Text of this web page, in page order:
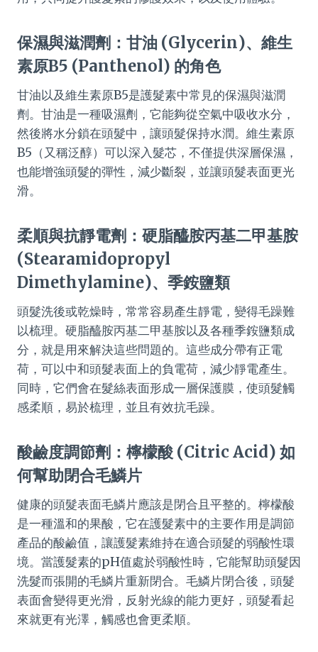
保濕與滋潤劑：甘油 (Glycerin)、維生
素原B5 (Panthenol) 的角色
甘油以及維生素原B5是護髮素中常見的保濕與滋潤
劑。甘油是一種吸濕劑，它能夠從空氣中吸收水分，
然後將水分鎖在頭髮中，讓頭髮保持水潤。維生素原
B5（又稱泛醇）可以深入髮芯，不僅提供深層保濕，
也能增強頭髮的彈性，減少斷裂，並讓頭髮表面更光
滑。
柔順與抗靜電劑：硬脂醯胺丙基二甲基胺
(Stearamidopropyl
Dimethylamine)、季銨鹽類
頭髮洗後或乾燥時，常常容易產生靜電，變得毛躁難
以梳理。硬脂醯胺丙基二甲基胺以及各種季銨鹽類成
分，就是用來解決這些問題的。這些成分帶有正電
荷，可以中和頭髮表面上的負電荷，減少靜電產生。
同時，它們會在髮絲表面形成一層保護膜，使頭髮觸
感柔順，易於梳理，並且有效抗毛躁。
酸鹼度調節劑：檸檬酸 (Citric Acid) 如
何幫助閉合毛鱗片
健康的頭髮表面毛鱗片應該是閉合且平整的。檸檬酸
是一種溫和的果酸，它在護髮素中的主要作用是調節
產品的酸鹼值，讓護髮素維持在適合頭髮的弱酸性環
境。當護髮素的pH值處於弱酸性時，它能幫助頭髮因
洗髮而張開的毛鱗片重新閉合。毛鱗片閉合後，頭髮
表面會變得更光滑，反射光線的能力更好，頭髮看起
來就更有光澤，觸感也會更柔順。